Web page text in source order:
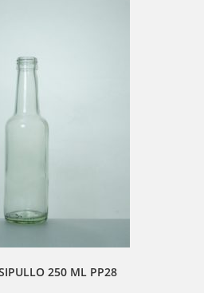
250 ML PP28